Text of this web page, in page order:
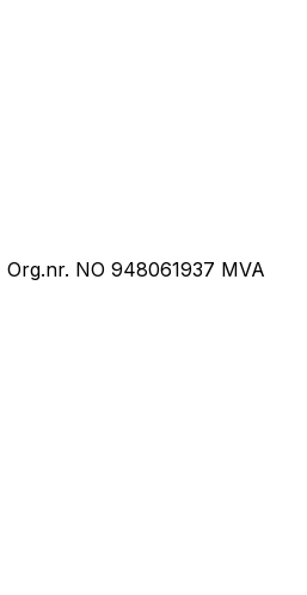
| Org.nr. NO 948061937 MVA